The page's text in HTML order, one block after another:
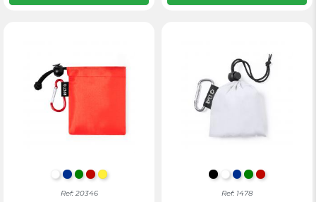
WITBLAUW
GROEN
ROOD
GEEL
Ref: 20346
ZWART
WITBLAUW
GROEN
ROOD
Ref: 1478